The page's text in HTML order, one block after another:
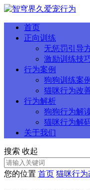
首页
正向训练
无惩罚引导
激励训练技
行为案例
狗狗训练案例
猫咪行为改
行为解析
狗狗行为解
猫咪行为解
关于我们
搜索 收起
您的位置 首页 猫咪行为